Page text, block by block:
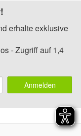
erhalte exklusive
- Zugriff auf 1,4
Anmelden